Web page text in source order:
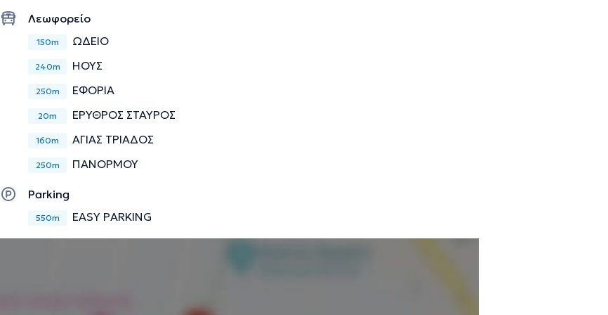
Λεωφορείο
150m ΩΔΕΙΟ
240m ΗΟΥΣ
250m ΕΦΟΡΙΑ
20m ΕΡΥΘΡΟΣ ΣΤΑΥΡΟΣ
160m ΑΓΙΑΣ ΤΡΙΑΔΟΣ
250m ΠΑΝΟΡΜΟΥ
Parking
550m EASY PARKING